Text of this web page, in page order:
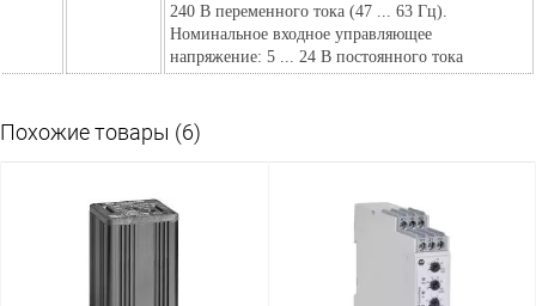
240 В переменного тока (47 ... 63 Гц).
Номинальное входное управляющее
напряжение: 5 ... 24 В постоянного тока
Похожие товары (6)